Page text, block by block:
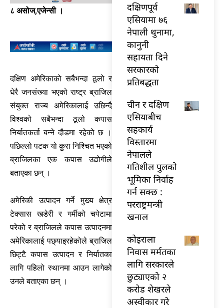
८ असोज,एजेन्सी ।
दक्षिण अमेरिकाको सबैभन्दा ठूलो र
धेरै जनसंख्या भएको राष्ट्र ब्राजिल
संयुक्त राज्य अमेरिकालाई उछिन्दै
विश्वको सबैभन्दा ठूलो कपास
निर्यातकर्ता बन्ने दौडमा रहेको छ ।
पछिल्लो पटक यो कुरा निश्चित भएको
ब्राजिलका एक कपास उद्योगीले
बताएका छन् ।
अमेरिकी उत्पादन गर्ने मुख्य क्षेत्र
टेक्सास खडेरी र गर्मीको चपेटामा
परेको र ब्राजिलले कपास उत्पादनमा
अमेरिकालाई पछ्याइरहेकोले ब्राजिल
छिट्टै कपास उत्पादन र निर्यातका
लागि पहिलो स्थानमा आउन लागेको
उनले बताएका छन् ।
दक्षिणपूर्व
एसियामा ७६
नेपाली थुनामा,
कानुनी
सहायता दिने
सरकारको
प्रतिबद्धता
चीन र दक्षिण
एसियाबीच
सहकार्य
विस्तारमा
नेपालले
गतिशील पुलको
भूमिका निर्वाह
गर्न सक्छ :
परराष्ट्रमन्त्री
खनाल
कोइराला
निवास मर्मतका
लागि सरकारले
छुट्याएको २
करोड शेखरले
अस्वीकार गरे